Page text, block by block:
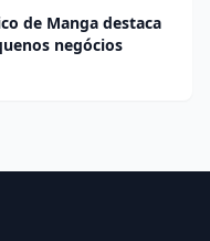
de Manga destaca
negócios